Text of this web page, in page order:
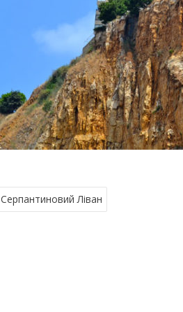
Серпантиновий Ліван